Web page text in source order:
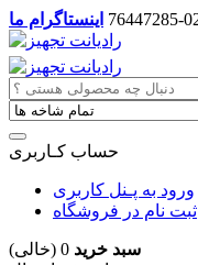
اینستاگرام ما
حساب کـاربری
ورود به پـنل کاربری
ثبت نام در فروشگاه
سبد خرید 0 (خالی)